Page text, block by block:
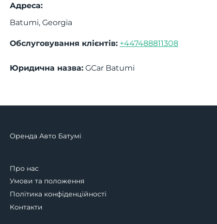
Адреса:
Batumi, Georgia
Обслуговування клієнтів: +447488811308
Юридична назва: GCar Batumi
Оренда Авто Батумі
Про нас
Умови та положення
Політика конфіденційності
Контакти